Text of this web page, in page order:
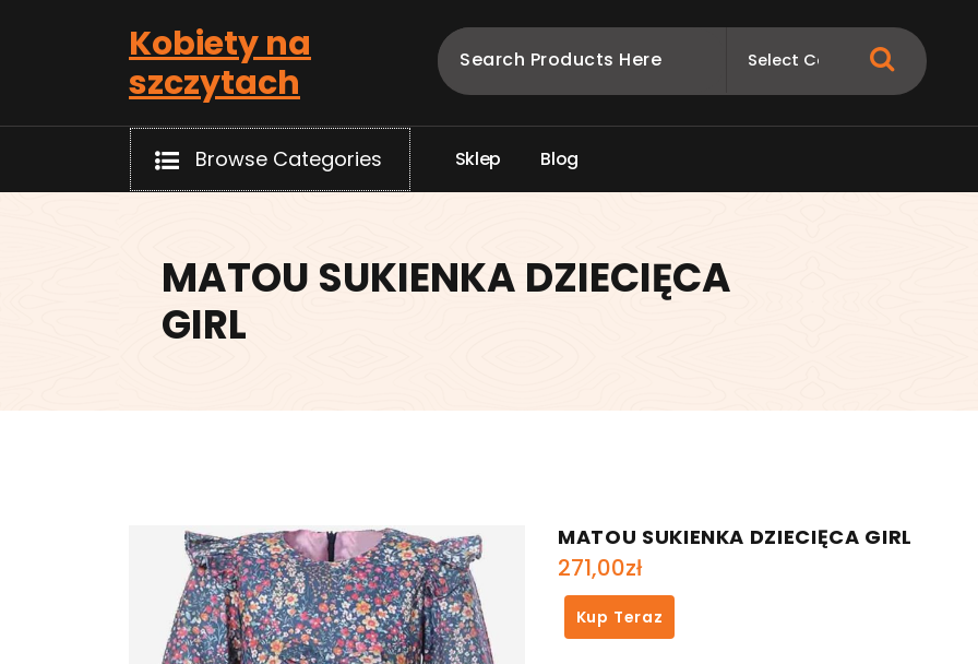
Kobiety na
szczytach
Browse Categories Sklep Blog
MATOU SUKIENKA DZIECIĘCA
GIRL
MATOU SUKIENKA DZIECIĘCA GIRL
271,00zł
Kup Teraz